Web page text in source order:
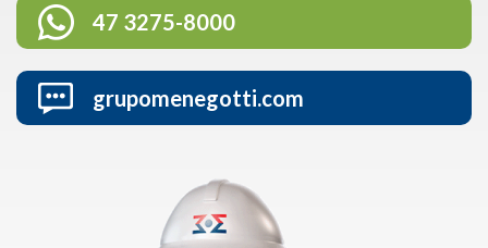
47 3275-8000
grupomenegotti.com